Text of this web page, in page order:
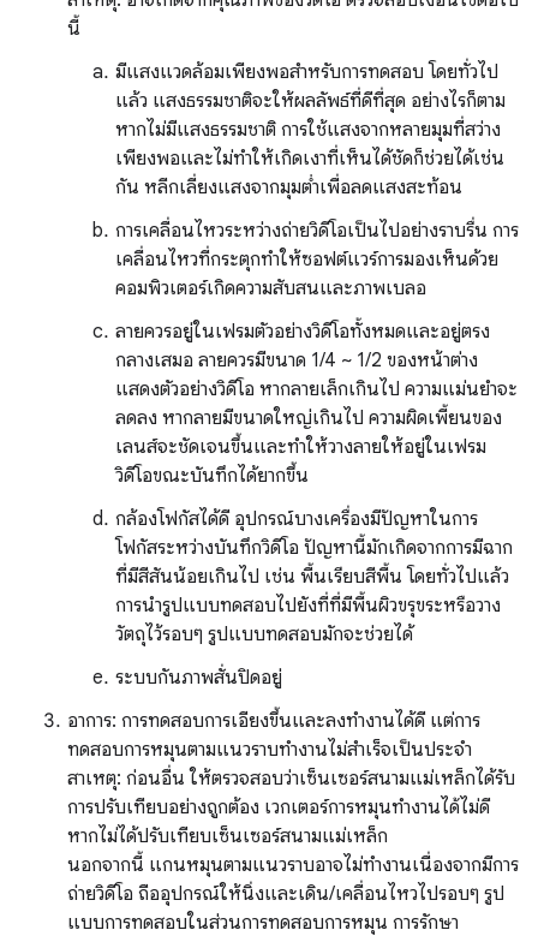
นี้
มีแสงแวดล้อมเพียงพอสำหรับการทดสอบ โดยทั่วไป
แล้ว แสงธรรมชาติจะให้ผลลัพธ์ที่ดีที่สุด อย่างไรก็ตาม
หากไม่มีแสงธรรมชาติ การใช้แสงจากหลายมุมที่สว่าง
เพียงพอและไม่ทำให้เกิดเงาที่เห็นได้ชัดก็ช่วยได้เช่น
กัน หลีกเลี่ยงแสงจากมุมต่ำเพื่อลดแสงสะท้อน
การเคลื่อนไหวระหว่างถ่ายวิดีโอเป็นไปอย่างราบรื่น การ
เคลื่อนไหวที่กระตุกทำให้ซอฟต์แวร์การมองเห็นด้วย
คอมพิวเตอร์เกิดความสับสนและภาพเบลอ
ลายควรอยู่ในเฟรมตัวอย่างวิดีโอทั้งหมดและอยู่ตรง
กลางเสมอ ลายควรมีขนาด 1/4 ~ 1/2 ของหน้าต่าง
แสดงตัวอย่างวิดีโอ หากลายเล็กเกินไป ความแม่นยำจะ
ลดลง หากลายมีขนาดใหญ่เกินไป ความผิดเพี้ยนของ
เลนส์จะชัดเจนขึ้นและทำให้วางลายให้อยู่ในเฟรม
วิดีโอขณะบันทึกได้ยากขึ้น
กล้องโฟกัสได้ดี อุปกรณ์บางเครื่องมีปัญหาในการ
โฟกัสระหว่างบันทึกวิดีโอ ปัญหานี้มักเกิดจากการมีฉาก
ที่มีสีสันน้อยเกินไป เช่น พื้นเรียบสีพื้น โดยทั่วไปแล้ว
การนำรูปแบบทดสอบไปยังที่ที่มีพื้นผิวขรุขระหรือวาง
วัตถุไว้รอบๆ รูปแบบทดสอบมักจะช่วยได้
ระบบกันภาพสั่นปิดอยู่
อาการ: การทดสอบการเอียงขึ้นและลงทํางานได้ดี แต่การ
ทดสอบการหมุนตามแนวราบทํางานไม่สําเร็จเป็นประจำ
สาเหตุ: ก่อนอื่น ให้ตรวจสอบว่าเซ็นเซอร์สนามแม่เหล็กได้รับ
การปรับเทียบอย่างถูกต้อง เวกเตอร์การหมุนทำงานได้ไม่ดี
หากไม่ได้ปรับเทียบเซ็นเซอร์สนามแม่เหล็ก
นอกจากนี้ แกนหมุนตามแนวราบอาจไม่ทำงานเนื่องจากมีการ
ถ่ายวิดีโอ ถืออุปกรณ์ให้นิ่งและเดิน/เคลื่อนไหวไปรอบๆ รูป
แบบการทดสอบในส่วนการทดสอบการหมุน การรักษา